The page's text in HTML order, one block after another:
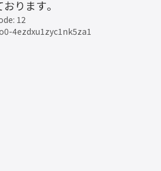
ります。
12
4ezdxu1zyc1nk5za1